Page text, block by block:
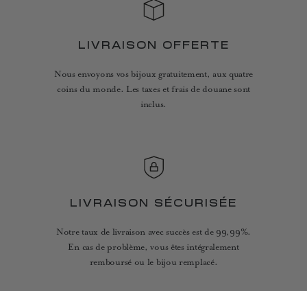
LIVRAISON OFFERTE
Nous envoyons vos bijoux gratuitement, aux quatre
coins du monde. Les taxes et frais de douane sont
inclus.
LIVRAISON SÉCURISÉE
Notre taux de livraison avec succès est de 99,99%.
En cas de problème, vous êtes intégralement
remboursé ou le bijou remplacé.